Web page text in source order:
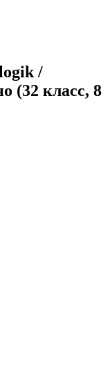
/
(32 класс, 8